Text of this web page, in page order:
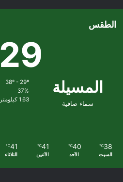
الطقس
المسيلة
سماء صافية
29
38º - 29º
37%
1.63 كيلومتر/ساعة
38
℃
السبت
40
℃
الأحد
41
℃
الأثنين
41
℃
الثلاثاء